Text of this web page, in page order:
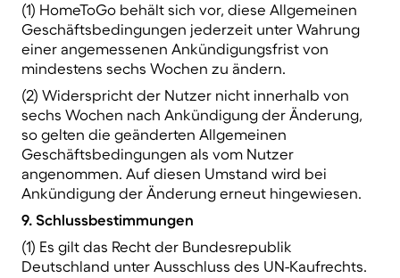
(1) HomeToGo behält sich vor, diese Allgemeinen
Geschäftsbedingungen jederzeit unter Wahrung
einer angemessenen Ankündigungsfrist von
mindestens sechs Wochen zu ändern.
(2) Widerspricht der Nutzer nicht innerhalb von
sechs Wochen nach Ankündigung der Änderung,
so gelten die geänderten Allgemeinen
Geschäftsbedingungen als vom Nutzer
angenommen. Auf diesen Umstand wird bei
Ankündigung der Änderung erneut hingewiesen.
9. Schlussbestimmungen
(1) Es gilt das Recht der Bundesrepublik
Deutschland unter Ausschluss des UN-Kaufrechts.